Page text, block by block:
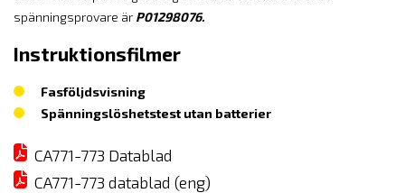
spänningsprovare är P01298076.
Instruktionsfilmer
Fasföljdsvisning
Spänningslöshetstest utan batterier
CA771-773 Datablad
CA771-773 datablad (eng)